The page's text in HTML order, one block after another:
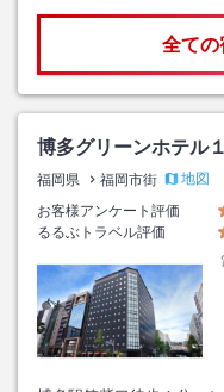
全ての
博多グリーンホテル
福岡県 福岡市街
地図
お客様アンケート評価
るるぶトラベル評価